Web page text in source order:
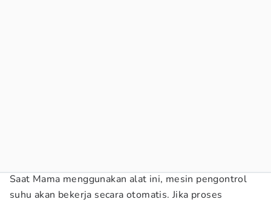
Saat Mama menggunakan alat ini, mesin pengontrol
suhu akan bekerja secara otomatis. Jika proses